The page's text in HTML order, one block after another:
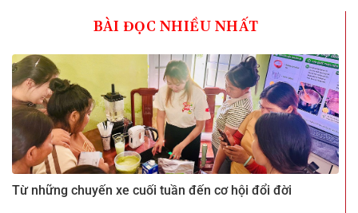
BÀI ĐỌC NHIỀU NHẤT
Từ những chuyến xe cuối tuần đến cơ hội đổi đời